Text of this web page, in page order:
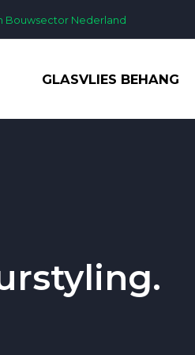
Bouwsector Nederland
GLASVLIES BEHANG